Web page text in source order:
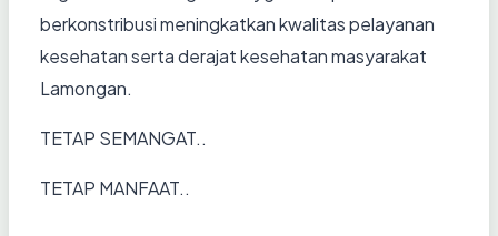
berkonstribusi meningkatkan kwalitas pelayanan
kesehatan serta derajat kesehatan masyarakat
Lamongan.
TETAP SEMANGAT..
TETAP MANFAAT..